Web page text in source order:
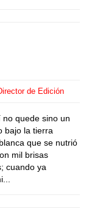
de Edición
quede sino un
bajo la tierra
que se nutrió
mil brisas
cuando ya